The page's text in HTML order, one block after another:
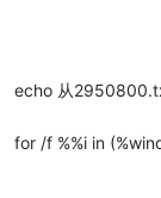
echo 从
for /f %%i in